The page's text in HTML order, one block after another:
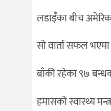
लडाइँका बीच
सो वार्ता सफल
बाँकी रहेका ९७
हमासको स्वास्थ्य